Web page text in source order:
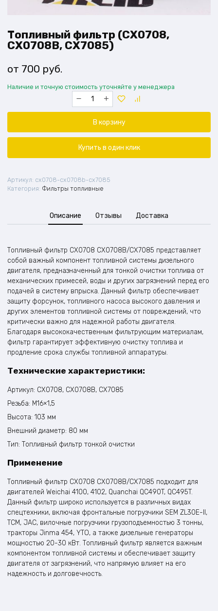
Топливный фильтр (CX0708,
CX0708B, CX7085)
700 руб.
Наличие и точную стоимость уточняйте у менеджера
Количество
товара
Топливный
фильтр
CX0708B,
CX7085)
В корзину
Купить в один клик
Артикул: cx0708-cx0708b-cx7085
Категория: Фильтры топливные
Описание Отзывы Доставка
Топливный фильтр CX0708 CX0708B/CX7085 представляет
собой важный компонент топливной системы дизельного
двигателя, предназначенный для тонкой очистки топлива от
механических примесей, воды и других загрязнений перед его
подачей в систему впрыска. Данный фильтр обеспечивает
защиту форсунок, топливного насоса высокого давления и
других элементов топливной системы от повреждений, что
критически важно для надежной работы двигателя.
Благодаря высококачественным фильтрующим материалам,
фильтр гарантирует эффективную очистку топлива и
продление срока службы топливной аппаратуры.
Технические характеристики:
Артикул: CX0708, CX0708B, CX7085
Резьба: M16×1,5
Высота: 103 мм
Внешний диаметр: 80 мм
Тип: Топливный фильтр тонкой очистки
Применение
Топливный фильтр CX0708 CX0708B/CX7085 подходит для
двигателей Weichai 4100, 4102, Quanchai QC490T, QC495T.
Данный фильтр широко используется в различных видах
спецтехники, включая фронтальные погрузчики SEM ZL30E-II,
TCM, JAC, вилочные погрузчики грузоподъемностью 3 тонны,
тракторы Jinma 454, YTO, а также дизельные генераторы
мощностью 20-30 кВт. Топливный фильтр является важным
компонентом топливной системы и обеспечивает защиту
двигателя от загрязнений, что напрямую влияет на его
надежность и долговечность.